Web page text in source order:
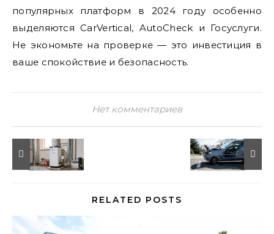
популярных платформ в 2024 году особенно
выделяются CarVertical, AutoCheck и Госуслуги.
Не экономьте на проверке — это инвестиция в
ваше спокойствие и безопасность.
Нет комментариев
RELATED POSTS